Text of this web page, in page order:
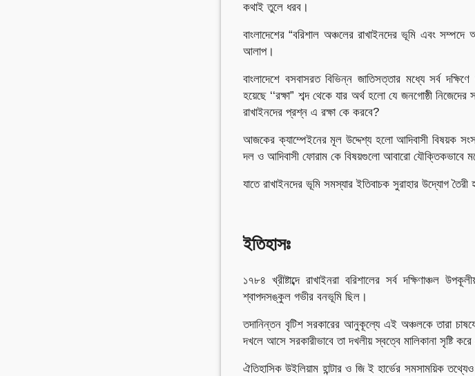
কথাই তুলে ধরব।
বাংলাদেশের “বরিশাল অঞ্চলের রাখাইনদের ভূমি এবং
আলাপ।
বাংলাদেশে বসবাসরত বিভিন্ন জাতিসত্তার মধ্যে সর্ব
হয়েছে ‘‘রক্ষা” শব্দ থেকে যার অর্থ হলো যে জনগোষ্ঠী
রাখাইনদের প্রশ্ন এ রক্ষা কে করবে?
আজকের ক্যাম্পেইনের মূল উদ্দেশ্য হলো আদিবাসী বিষয়ক
দল ও আদিবাসী ফোরাম কে বিষয়গুলো আবারো যৌক্তিকভাবে
যাতে রাখাইনদের ভূমি সমস্যার ইতিবাচক সুরাহার উদ্যোগ তৈরী
ইতিহাসঃ
১৭৮৪ খ্রীষ্টাব্দে রাখাইনরা বরিশালের সর্ব দক্ষিণাঞ্চল
শ্বাপদসঙ্কুল গভীর বনভূমি ছিল।
তদানিন্তন বৃটিশ সরকারের আনুকূল্যে এই অঞ্চলকে তারা
দখলে আসে সরকারীভাবে তা দখলীয় স্বত্বে মালিকানা সৃষ্টি করে
ঐতিহাসিক উইলিয়াম হান্টার ও জি ই হার্ভের সমসাময়িক